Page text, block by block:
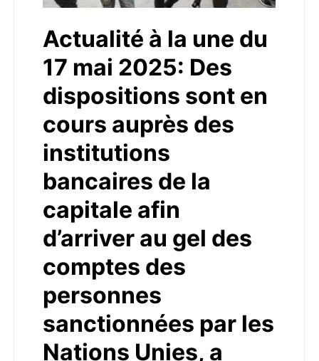
Actualité à la une du
17 mai 2025: Des
dispositions sont en
cours auprès des
institutions
bancaires de la
capitale afin
d’arriver au gel des
comptes des
personnes
sanctionnées par les
Nations Unies, a